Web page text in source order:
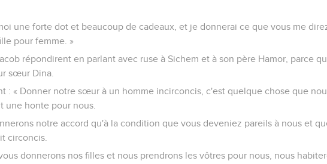
une forte dot et beaucoup de cadeaux, et je donnerai ce que vous me
pour femme. »
répondirent en parlant avec ruse à Sichem et à son père Hamor, parce
sœur Dina.
: « Donner notre sœur à un homme incirconcis, c'est quelque chose que
une honte pour nous.
notre accord qu'à la condition que vous deveniez pareils à nous et
circoncis.
donnerons nos filles et nous prendrons les vôtres pour nous, nous